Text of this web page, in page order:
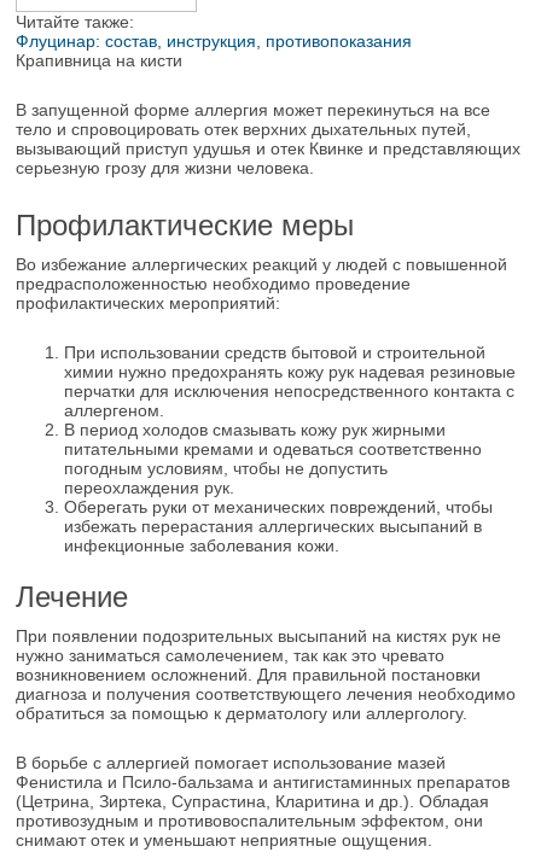
Читайте также:
Флуцинар: состав, инструкция, противопоказания
Крапивница на кисти
В запущенной форме аллергия может перекинуться на все
тело и спровоцировать отек верхних дыхательных путей,
вызывающий приступ удушья и отек Квинке и представляющих
серьезную грозу для жизни человека.
Профилактические меры
Во избежание аллергических реакций у людей с повышенной
предрасположенностью необходимо проведение
профилактических мероприятий:
При использовании средств бытовой и строительной
химии нужно предохранять кожу рук надевая резиновые
перчатки для исключения непосредственного контакта с
аллергеном.
В период холодов смазывать кожу рук жирными
питательными кремами и одеваться соответственно
погодным условиям, чтобы не допустить
переохлаждения рук.
Оберегать руки от механических повреждений, чтобы
избежать перерастания аллергических высыпаний в
инфекционные заболевания кожи.
Лечение
При появлении подозрительных высыпаний на кистях рук не
нужно заниматься самолечением, так как это чревато
возникновением осложнений. Для правильной постановки
диагноза и получения соответствующего лечения необходимо
обратиться за помощью к дерматологу или аллергологу.
В борьбе с аллергией помогает использование мазей
Фенистила и Псило-бальзама и антигистаминных препаратов
(Цетрина, Зиртека, Супрастина, Кларитина и др.). Обладая
противозудным и противовоспалительным эффектом, они
снимают отек и уменьшают неприятные ощущения.